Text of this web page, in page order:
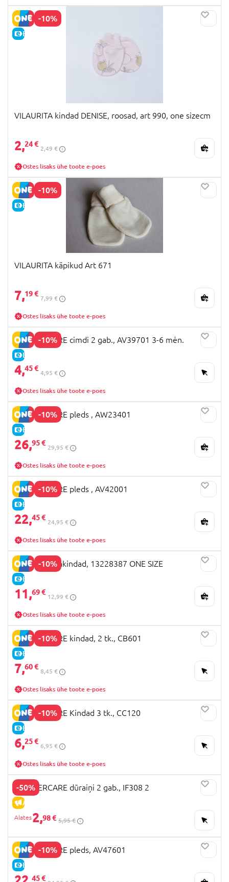
-10%
E-HIND
VILAURITA kindad DENISE, roosad, art 990, one sizecm
2,24 €
2,49 €
Ostes lisaks ühe toote e-poes
-10%
E-HIND
VILAURITA käpikud Art 671
7,19 €
7,99 €
Ostes lisaks ühe toote e-poes
-10%
E-HIND
MOTHERCARE cimdi 2 gab., AV39701 3-6 mėn.
4,45 €
4,95 €
Ostes lisaks ühe toote e-poes
-10%
E-HIND
MOTHERCARE pleds , AW23401
26,95 €
29,95 €
Ostes lisaks ühe toote e-poes
-10%
E-HIND
MOTHERCARE pleds , AV42001
22,45 €
24,95 €
Ostes lisaks ühe toote e-poes
-10%
E-HIND
NAME IT labakindad, 13228387 ONE SIZE
11,69 €
12,99 €
Ostes lisaks ühe toote e-poes
-10%
E-HIND
MOTHERCARE kindad, 2 tk., CB601
7,60 €
8,45 €
Ostes lisaks ühe toote e-poes
-10%
E-HIND
MOTHERCARE Kindad 3 tk., CC120
6,25 €
6,95 €
Ostes lisaks ühe toote e-poes
-50%
ALLAHINDLUS
MOTHERCARE dūraiņi 2 gab., IF308 2
2,98 € 5,95 €
-10%
E-HIND
MOTHERCARE pleds, AV47601
45 €